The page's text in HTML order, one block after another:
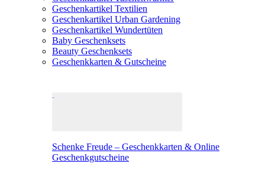
Geschenkartikel Textilien
Geschenkartikel Urban Gardening
Geschenkartikel Wundertüten
Baby Geschenksets
Beauty Geschenksets
Geschenkkarten & Gutscheine
Schenke Freude – Geschenkkarten & Online
Geschenkgutscheine